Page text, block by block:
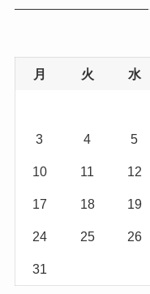
月 火 水
3 4 5
10 11 12
17 18 19
24 25 26
31